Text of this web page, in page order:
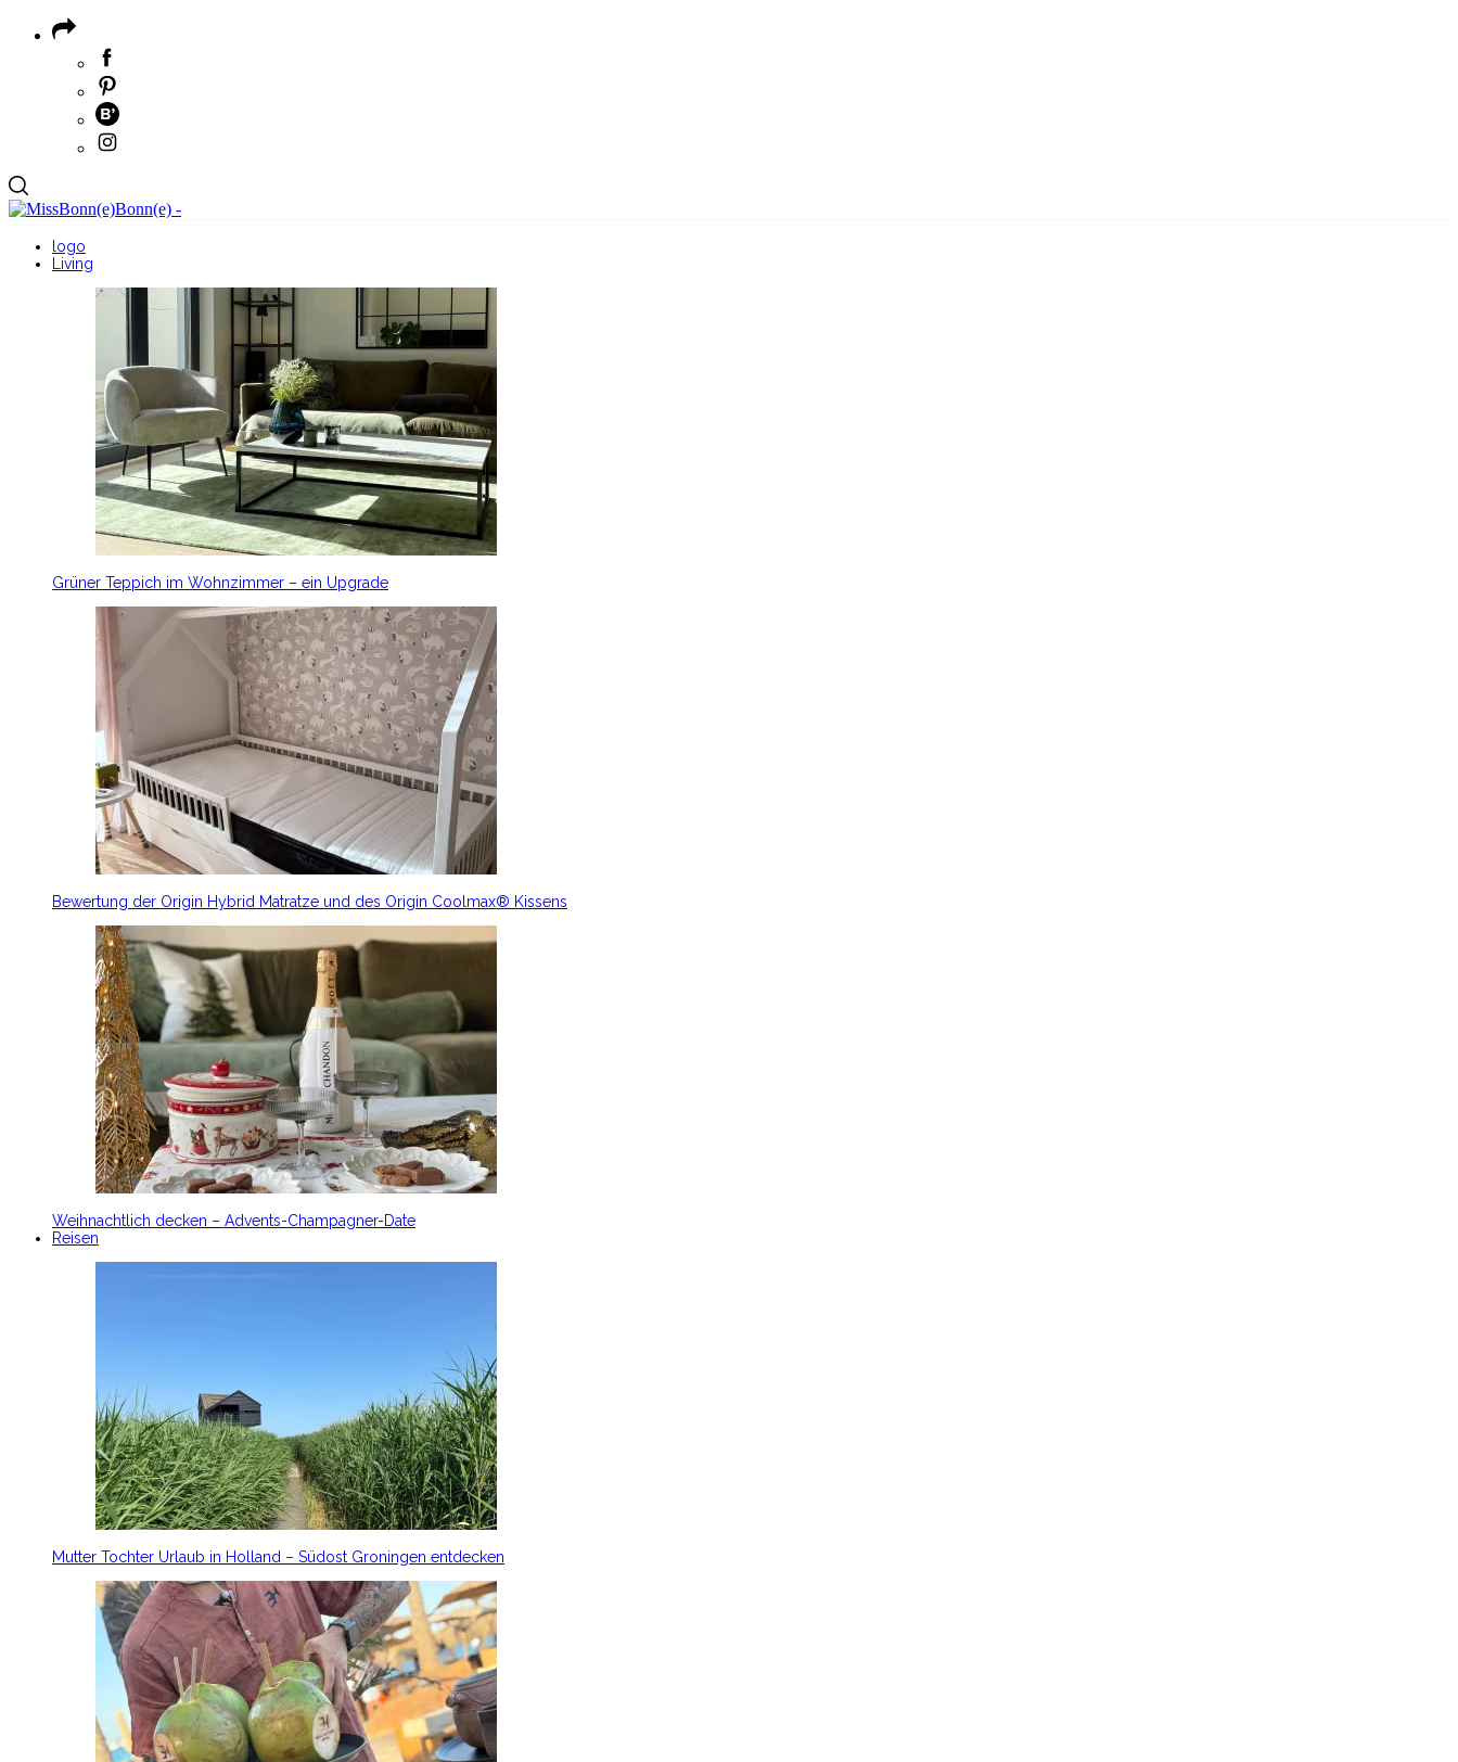
logo
Living
Grüner Teppich im Wohnzimmer – ein Upgrade
Bewertung der Origin Hybrid Matratze und des Origin Coolmax® Kissens
Weihnachtlich decken – Advents-Champagner-Date
Reisen
Mutter Tochter Urlaub in Holland – Südost Groningen entdecken